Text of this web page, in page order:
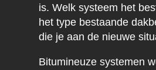
is. Welk systeem het
het type bestaande
die je aan de nieuwe
Bitumineuze systemen